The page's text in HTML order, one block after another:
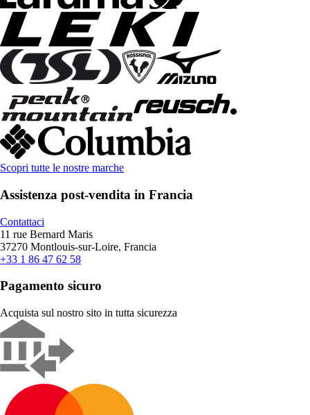
Scopri tutte le nostre marche
Assistenza post-vendita in Francia
Contattaci
11 rue Bernard Maris
37270 Montlouis-sur-Loire, Francia
+33 1 86 47 62 58
Pagamento sicuro
Acquista sul nostro sito in tutta sicurezza